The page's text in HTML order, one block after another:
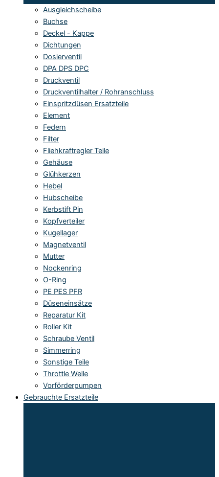
Ausgleichscheibe
Buchse
Deckel - Kappe
Dichtungen
Dosierventil
DPA DPS DPC
Druckventil
Druckventilhalter / Rohranschluss
Einspritzdüsen Ersatzteile
Element
Federn
Filter
Fliehkraftregler Teile
Gehäuse
Glühkerzen
Hebel
Hubscheibe
Kerbstift Pin
Kopfverteiler
Kugellager
Magnetventil
Mutter
Nockenring
O-Ring
PE PES PFR
Düseneinsätze
Reparatur Kit
Roller Kit
Schraube Ventil
Simmerring
Sonstige Teile
Throttle Welle
Vorförderpumpen
Gebrauchte Ersatzteile